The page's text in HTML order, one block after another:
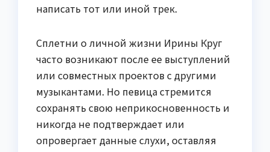
написать тот или иной трек.
Сплетни о личной жизни Ирины Круг
часто возникают после ее выступлений
или совместных проектов с другими
музыкантами. Но певица стремится
сохранять свою неприкосновенность и
никогда не подтверждает или
опровергает данные слухи, оставляя